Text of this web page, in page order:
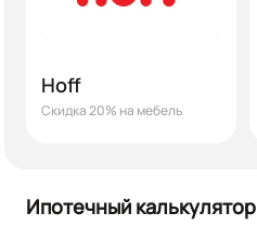
Hoff
Скидка 20% на мебель
Ипотечный калькулятор